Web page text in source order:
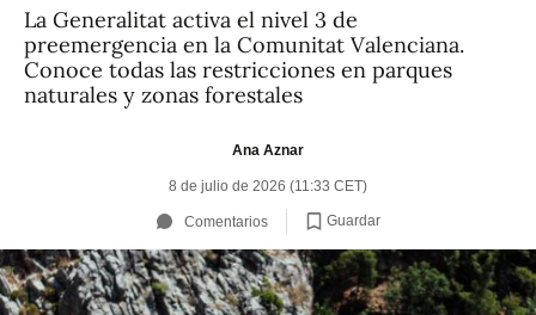
La Generalitat activa el nivel 3 de
preemergencia en la Comunitat Valenciana.
Conoce todas las restricciones en parques
naturales y zonas forestales
Ana Aznar
8 de julio de 2026 (11:33 CET)
Comentarios Guardar